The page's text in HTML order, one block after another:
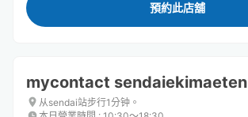
預約此店舖
mycontact sendaiekimaeten
从sendai站步行1分钟。